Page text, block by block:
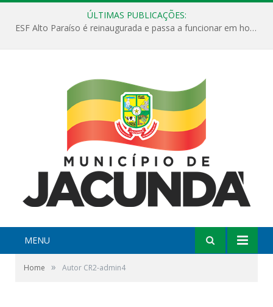
ÚLTIMAS PUBLICAÇÕES:
ESF Alto Paraíso é reinaugurada e passa a funcionar em horário estendido
MENU
Home » Autor CR2-admin4